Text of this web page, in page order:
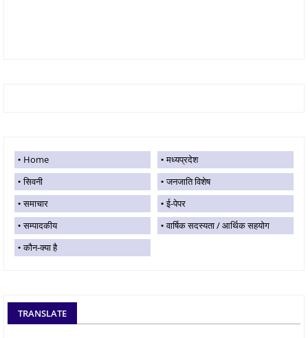
Home
मध्यप्रदेश
सिवनी
जनजाति विशेष
समाचार
ई-पेपर
सम्पादकीय
वार्षिक सदस्यता / आर्थिक सहयोग
कौन-क्या है
TRANSLATE